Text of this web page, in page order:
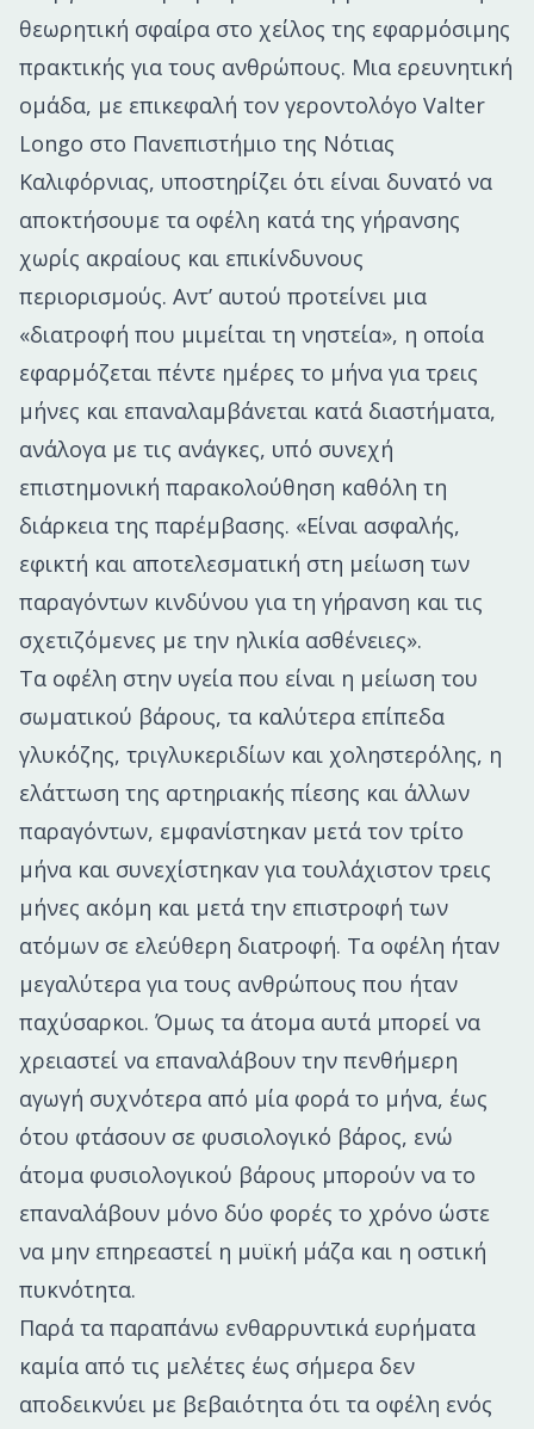
θεωρητική σφαίρα στο χείλος της εφαρμόσιμης
πρακτικής για τους ανθρώπους. Μια ερευνητική
ομάδα, με επικεφαλή τον γεροντολόγο Valter
Longo στο Πανεπιστήμιο της Νότιας
Καλιφόρνιας, υποστηρίζει ότι είναι δυνατό να
αποκτήσουμε τα οφέλη κατά της γήρανσης
χωρίς ακραίους και επικίνδυνους
περιορισμούς. Αντ’ αυτού προτείνει μια
«διατροφή που μιμείται τη νηστεία», η οποία
εφαρμόζεται πέντε ημέρες το μήνα για τρεις
μήνες και επαναλαμβάνεται κατά διαστήματα,
ανάλογα με τις ανάγκες, υπό συνεχή
επιστημονική παρακολούθηση καθόλη τη
διάρκεια της παρέμβασης. «Είναι ασφαλής,
εφικτή και αποτελεσματική στη μείωση των
παραγόντων κινδύνου για τη γήρανση και τις
σχετιζόμενες με την ηλικία ασθένειες».
Τα οφέλη στην υγεία που είναι η μείωση του
σωματικού βάρους, τα καλύτερα επίπεδα
γλυκόζης, τριγλυκεριδίων και χοληστερόλης, η
ελάττωση της αρτηριακής πίεσης και άλλων
παραγόντων, εμφανίστηκαν μετά τον τρίτο
μήνα και συνεχίστηκαν για τουλάχιστον τρεις
μήνες ακόμη και μετά την επιστροφή των
ατόμων σε ελεύθερη διατροφή. Τα οφέλη ήταν
μεγαλύτερα για τους ανθρώπους που ήταν
παχύσαρκοι. Όμως τα άτομα αυτά μπορεί να
χρειαστεί να επαναλάβουν την πενθήμερη
αγωγή συχνότερα από μία φορά το μήνα, έως
ότου φτάσουν σε φυσιολογικό βάρος, ενώ
άτομα φυσιολογικού βάρους μπορούν να το
επαναλάβουν μόνο δύο φορές το χρόνο ώστε
να μην επηρεαστεί η μυϊκή μάζα και η οστική
πυκνότητα.
Παρά τα παραπάνω ενθαρρυντικά ευρήματα
καμία από τις μελέτες έως σήμερα δεν
αποδεικνύει με βεβαιότητα ότι τα οφέλη ενός